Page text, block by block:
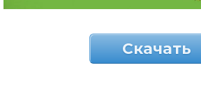
Скачать